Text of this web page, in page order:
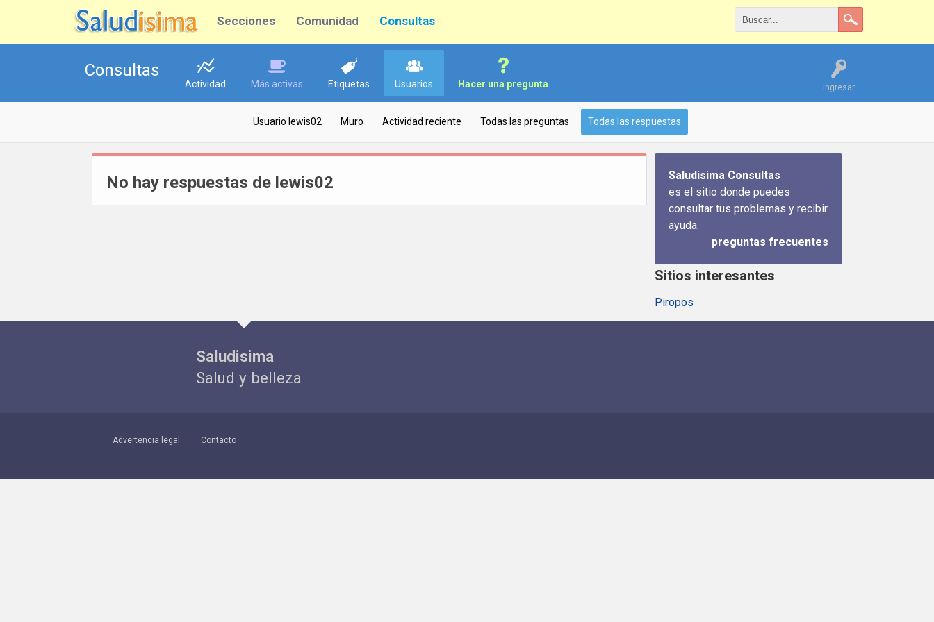
Secciones Comunidad Consultas
Ingresar
Consultas
Actividad Más activas Etiquetas Usuarios Hacer una pregunta
Usuario lewis02 Muro Actividad reciente Todas las preguntas Todas las respuestas
No hay respuestas de lewis02
Saludisima Consultas
es el sitio donde puedes
consultar tus problemas y recibir
ayuda.
preguntas frecuentes
Sitios interesantes
Piropos
Saludisima
Salud y belleza
Advertencia legal Contacto